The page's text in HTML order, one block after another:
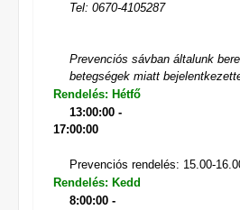
Tel: 0670-4105287
Prevenciós sávban általunk
betegségek miatt
Rendelés: Hétfő
13:00:00 -
17:00:00
Prevenciós rendelés: 15.00-
Rendelés: Kedd
8:00:00 -